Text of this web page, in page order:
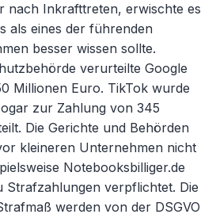
nach Inkrafttreten, erwischte es
als eines der führenden
besser wissen sollte.
verurteilte Google
Millionen Euro. TikTok wurde
zur Zahlung von 345
Die Gerichte und Behörden
kleineren Unternehmen nicht
Notebooksbilliger.de
Strafzahlungen verpflichtet. Die
werden von der DSGVO